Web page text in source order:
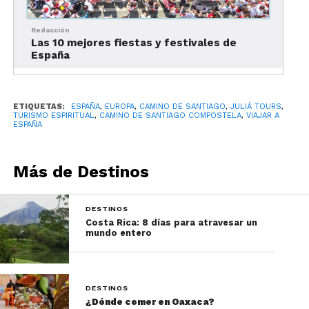
consiguen:
Redacción
Las 10 mejores fiestas y festivales de
España
ETIQUETAS: ESPAÑA, EUROPA, CAMINO DE SANTIAGO, JULIÁ TOURS,
TURISMO ESPIRITUAL, CAMINO DE SANTIAGO COMPOSTELA, VIAJAR A
ESPAÑA
Más de Destinos
DESTINOS
Costa Rica: 8 días para atravesar un
mundo entero
DESTINOS
¿Dónde comer en Oaxaca?